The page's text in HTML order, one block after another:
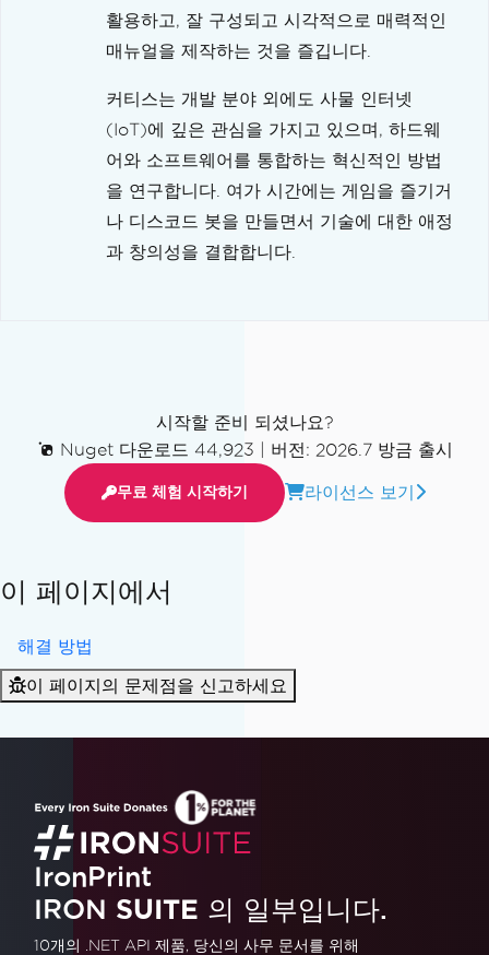
활용하고, 잘 구성되고 시각적으로 매력적인
매뉴얼을 제작하는 것을 즐깁니다.
커티스는 개발 분야 외에도 사물 인터넷
(IoT)에 깊은 관심을 가지고 있으며, 하드웨
어와 소프트웨어를 통합하는 혁신적인 방법
을 연구합니다. 여가 시간에는 게임을 즐기거
나 디스코드 봇을 만들면서 기술에 대한 애정
과 창의성을 결합합니다.
시작할 준비 되셨나요?
Nuget 다운로드 44,923
버전: 2026.7 방금 출시
무료 체험 시작하기 라이선스 보기
이 페이지에서
해결 방법
이 페이지의 문제점을 신고하세요
IronPrint
IRON SUITE 의 일부입니다.
10개의 .NET API 제품, 당신의 사무 문서를 위해